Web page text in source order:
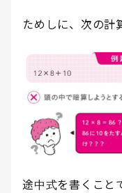
ためしに、次の計
途中式を書くこと